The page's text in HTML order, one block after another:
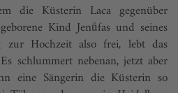
die Küsterin Laca gegenüber
Kind Jenůfas und seines
zur Hochzeit also frei, lebt das
schlummert nebenan, jetzt aber
eine Sängerin die Küsterin so